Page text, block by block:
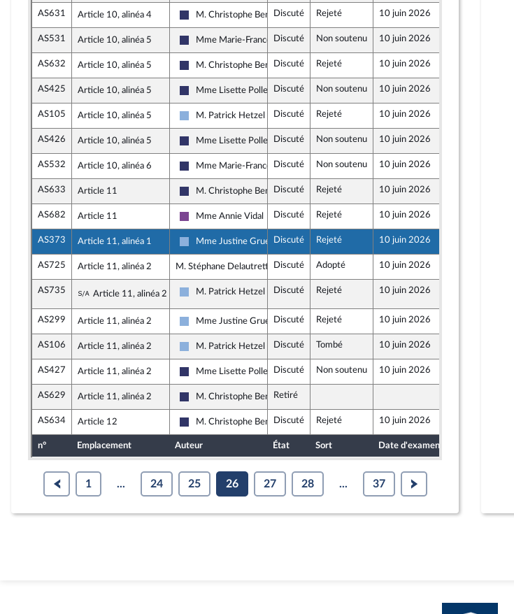
AS631 Article 10, alinéa 4
Rassemblement National
M. Christophe BentzDiscuté Rejeté 10 juin 2026
AS531 Article 10, alinéa 5
Rassemblement National
Mme Marie-France Lorho
Discuté Non soutenu 10 juin 2026
AS632 Article 10, alinéa 5
Rassemblement National
M. Christophe BentzDiscuté Rejeté 10 juin 2026
AS425 Article 10, alinéa 5
Rassemblement National
Mme Lisette Pollet Discuté Non soutenu 10 juin 2026
AS105 Article 10, alinéa 5
Droite Républicaine
M. Patrick Hetzel Discuté Rejeté 10 juin 2026
AS426 Article 10, alinéa 5
Rassemblement National
Mme Lisette Pollet Discuté Non soutenu 10 juin 2026
AS532 Article 10, alinéa 6
Rassemblement National
Mme Marie-France Lorho
Discuté Non soutenu 10 juin 2026
AS633 Article 11
Rassemblement National
M. Christophe BentzDiscuté Rejeté 10 juin 2026
AS682 Article 11
Ensemble pour la République
Mme Annie Vidal Discuté Rejeté 10 juin 2026
AS373 Article 11, alinéa 1
Droite Républicaine
Mme Justine Gruet Discuté Rejeté 10 juin 2026
AS725 Article 11, alinéa 2 M. Stéphane Delautrette, rapporteur
Discuté Adopté 10 juin 2026
AS735 Sous-amendement de l'amendement n°AS725
Article 11, alinéa 2 Droite Républicaine
M. Patrick Hetzel Discuté Rejeté 10 juin 2026
AS299 Article 11, alinéa 2
Droite Républicaine
Mme Justine Gruet Discuté Rejeté 10 juin 2026
AS106 Article 11, alinéa 2
Droite Républicaine
M. Patrick Hetzel Discuté Tombé 10 juin 2026
AS427 Article 11, alinéa 2
Rassemblement National
Mme Lisette Pollet Discuté Non soutenu 10 juin 2026
AS629 Article 11, alinéa 2
Rassemblement National
M. Christophe BentzRetiré
AS634 Article 12
Rassemblement National
M. Christophe BentzDiscuté Rejeté 10 juin 2026
n° Emplacement Auteur État Sort Date d'examen
1 ... 24 25 26 27 28 ... 37